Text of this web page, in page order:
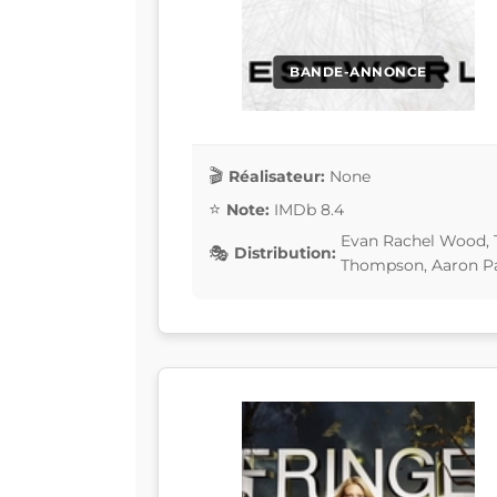
BANDE-ANNONCE
Réalisateur: None
Note: IMDb 8.4
Distribution:
Evan Rachel
Thompson, Aaron